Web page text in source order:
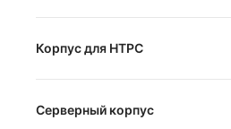
сталь
алюминий
Корпус для HTPC
Корпус для HTPC
Серверный корпус